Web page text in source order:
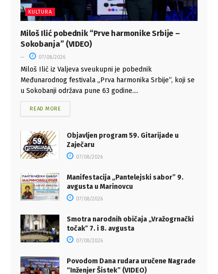
KULTURA
Miloš Ilić pobednik “Prve harmonike Srbije –
Sokobanja” (VIDEO)
07/08/2026
Miloš Ilić iz Valjeva sveukupni je pobednik
Međunarodnog festivala „Prva harmonika Srbije“, koji se
u Sokobanji održava pune 63 godine....
READ MORE
Objavljen program 59. Gitarijade u
Zaječaru
07/08/2026
Manifestacija „Pantelejski sabor” 9.
avgusta u Marinovcu
07/08/2026
Smotra narodnih običaja „Vražogrnački
točakˮ 7. i 8. avgusta
07/08/2026
Povodom Dana rudara uručene Nagrade
“Inženjer Šistek” (VIDEO)